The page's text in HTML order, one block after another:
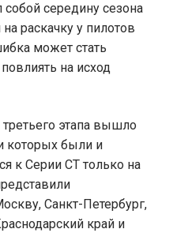
середину сезона
раскачку у пилотов
может стать
на исход
третьего этапа вышло
которых были и
к Серии CT только на
Санкт-Петербург,
край и